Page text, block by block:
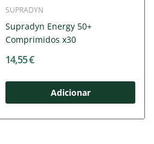
SUPRADYN
Supradyn Energy 50+
Comprimidos x30
14,55 €
Adicionar